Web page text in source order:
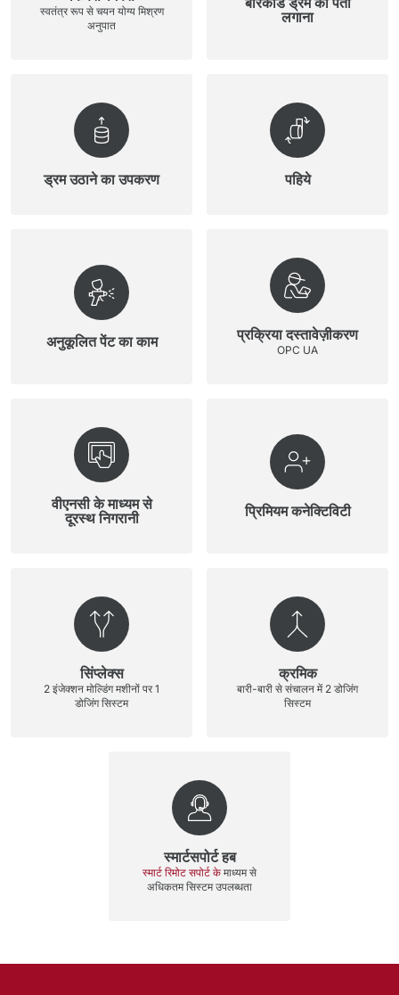
स्वतंत्र रूप से चयन योग्य मिश्रण
अनुपात
लगाना
ड्रम उठाने का उपकरण पहिये
अनुकूलित पेंट का काम प्रक्रिया दस्तावेज़ीकरण
OPC UA
वीएनसी के माध्यम से
दूरस्थ निगरानी
प्रिमियम कनेक्टिविटी
सिंप्लेक्स
2 इंजेक्शन मोल्डिंग मशीनों पर 1
डोजिंग सिस्टम
क्रमिक
बारी-बारी से संचालन में 2 डोजिंग
सिस्टम
स्मार्टसपोर्ट हब
स्मार्ट रिमोट सपोर्ट के माध्यम से
अधिकतम सिस्टम उपलब्धता